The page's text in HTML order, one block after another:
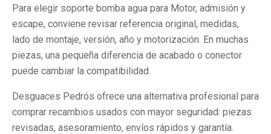
Para elegir soporte bomba agua para Motor, admisión y
escape, conviene revisar referencia original, medidas,
lado de montaje, versión, año y motorización. En muchas
piezas, una pequeña diferencia de acabado o conector
puede cambiar la compatibilidad.
Desguaces Pedrós ofrece una alternativa profesional para
comprar recambios usados con mayor seguridad: piezas
revisadas, asesoramiento, envíos rápidos y garantía.